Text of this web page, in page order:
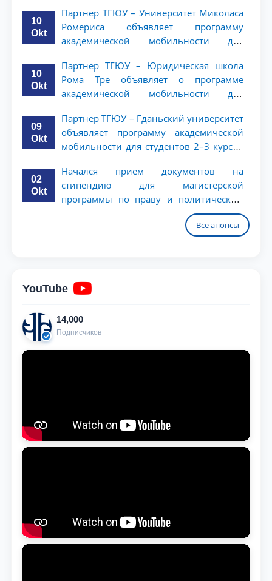
10
Okt
Партнер ТГЮУ – Университет Миколаса
Ромериса объявляет программу
академической мобильности для
10
Okt
Партнер ТГЮУ – Юридическая школа
Рома Тре объявляет о программе
академической мобильности для
09
Okt
Партнер ТГЮУ – Гданьский университет
объявляет программу академической
мобильности для студентов 2–3 курсов
02
Okt
Начался прием документов на
стипендию для магистерской
программы по праву и политическим
наукам в Университете Нагоя
Все анонсы
YouTube
14,000
Подписчиков